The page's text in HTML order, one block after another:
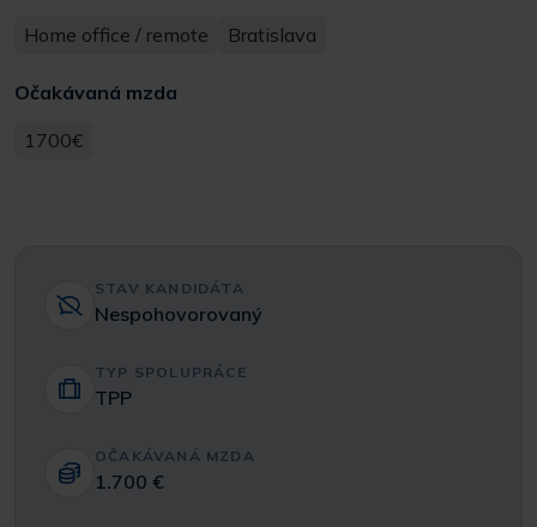
Home office / remote
Bratislava
Očakávaná mzda
1700€
STAV KANDIDÁTA
Nespohovorovaný
TYP SPOLUPRÁCE
TPP
OČAKÁVANÁ MZDA
1.700 €